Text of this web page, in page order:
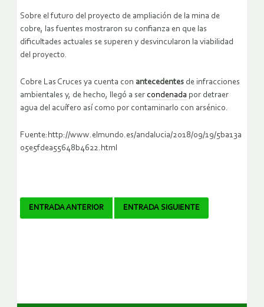
Sobre el futuro del proyecto de ampliación de la mina de
cobre, las fuentes mostraron su confianza en que las
dificultades actuales se superen y desvincularon la viabilidad
del proyecto.
Cobre Las Cruces ya cuenta con antecedentes de infracciones
ambientales y, de hecho, llegó a ser condenada por detraer
agua del acuífero así como por contaminarlo con arsénico.
Fuente:http://www.elmundo.es/andalucia/2018/09/19/5ba13a
05e5fdea55648b4622.html
Navegador
ENTRADA ANTERIOR ENTRADA SIGUIENTE